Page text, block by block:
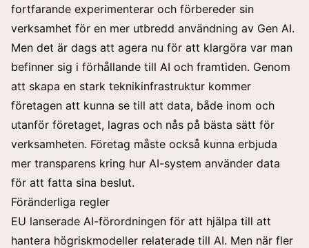
fortfarande experimenterar och förbereder sin
verksamhet för en mer utbredd användning av Gen AI.
Men det är dags att agera nu för att klargöra var man
befinner sig i förhållande till AI och framtiden. Genom
att skapa en stark teknikinfrastruktur kommer
företagen att kunna se till att data, både inom och
utanför företaget, lagras och nås på bästa sätt för
verksamheten. Företag måste också kunna erbjuda
mer transparens kring hur AI-system använder data
för att fatta sina beslut.
Föränderliga regler
EU lanserade AI-förordningen för att hjälpa till att
hantera högriskmodeller relaterade till AI. Men när fler